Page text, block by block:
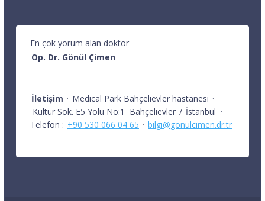
En çok yorum alan doktor
Op. Dr. Gönül Çimen
İletişim · Medical Park Bahçelievler hastanesi ·
Kültür Sok. E5 Yolu No:1
Bahçelievler / İstanbul ·
Telefon : +90 530 066 04 65 · bilgi@gonulcimen.dr.tr